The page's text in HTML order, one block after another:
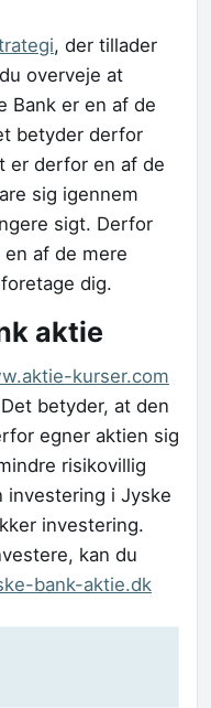
, der tillader
overveje at
Bank er en af de
betyder derfor
er derfor en af de
sig igennem
sigt. Derfor
af de mere
dig.
aktie
kurser.com
betyder, at den
egner aktien sig
risikovillig
investering i Jyske
investering.
kan du
bank-aktie.dk